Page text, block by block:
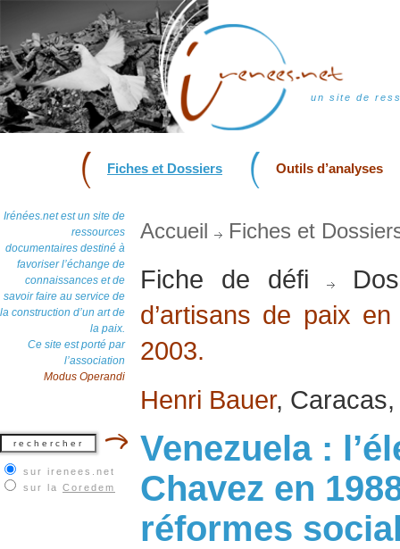
un site de
Fiches et Dossiers Outils d’analyses
Irénées.net est un site de
ressources
documentaires destiné à
favoriser l’échange de
connaissances et de
savoir faire au service de
la construction d’un art de
la paix.
Ce site est porté par
l’association
Modus Operandi
sur irenees.net
sur la Coredem
Accueil Fiches et
Fiche de défi
d’artisans de paix
2003.
Henri Bauer,
Venezuela :
Chavez en
réformes